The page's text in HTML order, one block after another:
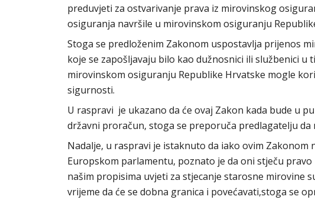
preduvjeti za ostvarivanje prava iz mirovinskog
osiguranja navršile u mirovinskom osiguranju
Stoga se predloženim Zakonom uspostavlja prijenos
koje se zapošljavaju bilo kao dužnosnici ili službenici
mirovinskom osiguranju Republike Hrvatske mogle
sigurnosti.
U raspravi je ukazano da će ovaj Zakon kada bude u
državni proračun, stoga se preporuča predlagatelju
Nadalje, u raspravi je istaknuto da iako ovim
Europskom parlamentu, poznato je da oni stječu
našim propisima uvjeti za stjecanje starosne mirovine
vrijeme da će se dobna granica i povećavati,stoga se